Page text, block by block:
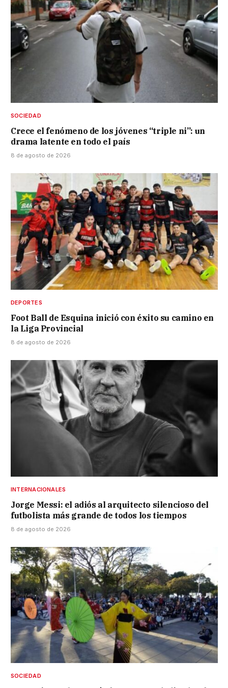
SOCIEDAD
Crece el fenómeno de los jóvenes “triple ni”: un
drama latente en todo el país
8 de agosto de 2026
DEPORTES
Foot Ball de Esquina inició con éxito su camino en
la Liga Provincial
8 de agosto de 2026
INTERNACIONALES
Jorge Messi: el adiós al arquitecto silencioso del
futbolista más grande de todos los tiempos
8 de agosto de 2026
SOCIEDAD